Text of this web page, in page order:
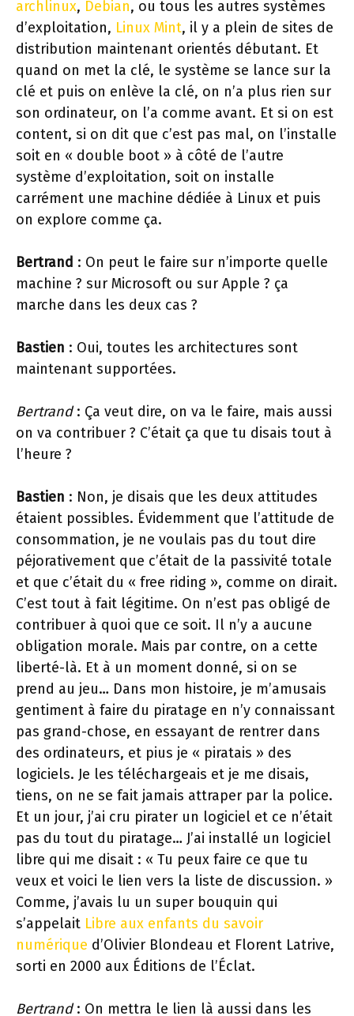
archlinux, Debian, ou tous les autres systèmes
d’exploitation, Linux Mint, il y a plein de sites de
distribution maintenant orientés débutant. Et
quand on met la clé, le système se lance sur la
clé et puis on enlève la clé, on n’a plus rien sur
son ordinateur, on l’a comme avant. Et si on est
content, si on dit que c’est pas mal, on l’installe
soit en « double boot » à côté de l’autre
système d’exploitation, soit on installe
carrément une machine dédiée à Linux et puis
on explore comme ça.
Bertrand : On peut le faire sur n’importe quelle
machine ? sur Microsoft ou sur Apple ? ça
marche dans les deux cas ?
Bastien : Oui, toutes les architectures sont
maintenant supportées.
Bertrand: Ça veut dire, on va le faire, mais aussi
on va contribuer ? C’était ça que tu disais tout à
l’heure ?
Bastien : Non, je disais que les deux attitudes
étaient possibles. Évidemment que l’attitude de
consommation, je ne voulais pas du tout dire
péjorativement que c’était de la passivité totale
et que c’était du « free riding », comme on dirait.
C’est tout à fait légitime. On n’est pas obligé de
contribuer à quoi que ce soit. Il n’y a aucune
obligation morale. Mais par contre, on a cette
liberté-là. Et à un moment donné, si on se
prend au jeu… Dans mon histoire, je m’amusais
gentiment à faire du piratage en n’y connaissant
pas grand-chose, en essayant de rentrer dans
des ordinateurs, et pius je « piratais » des
logiciels. Je les téléchargeais et je me disais,
tiens, on ne se fait jamais attraper par la police.
Et un jour, j’ai cru pirater un logiciel et ce n’était
pas du tout du piratage… J’ai installé un logiciel
libre qui me disait : « Tu peux faire ce que tu
veux et voici le lien vers la liste de discussion. »
Comme, j’avais lu un super bouquin qui
s’appelait Libre aux enfants du savoir
numérique d’Olivier Blondeau et Florent Latrive,
sorti en 2000 aux Éditions de l’Éclat.
Bertrand: On mettra le lien là aussi dans les